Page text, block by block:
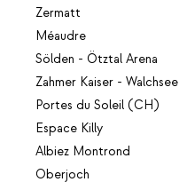
Zermatt
Méaudre
Sölden - Ötztal Arena
Zahmer Kaiser - Walchsee
Portes du Soleil (CH)
Espace Killy
Albiez Montrond
Oberjoch